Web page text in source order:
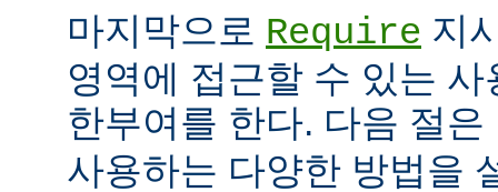
마지막으로 Require 지
영역에 접근할 수 있는
한부여를 한다. 다음 절은
사용하는 다양한 방법을